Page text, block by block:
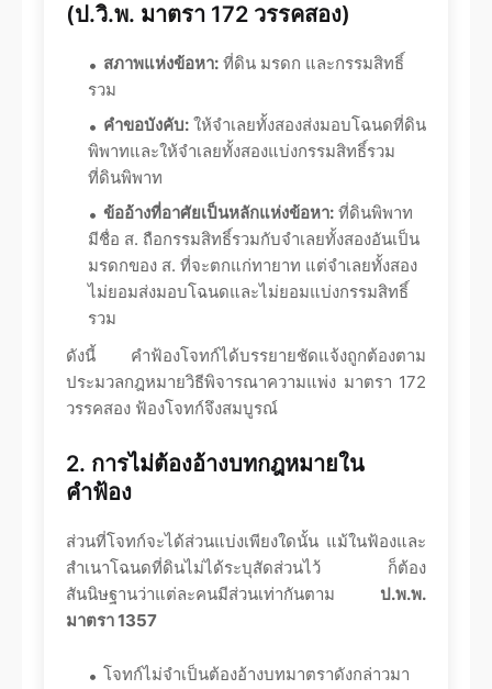
(ป.วิ.พ. มาตรา 172 วรรคสอง)
สภาพแห่งข้อหา: ที่ดิน มรดก และกรรมสิทธิ์
รวม
คำขอบังคับ: ให้จำเลยทั้งสองส่งมอบโฉนดที่ดิน
พิพาทและให้จำเลยทั้งสองแบ่งกรรมสิทธิ์รวม
ที่ดินพิพาท
ข้ออ้างที่อาศัยเป็นหลักแห่งข้อหา: ที่ดินพิพาท
มีชื่อ ส. ถือกรรมสิทธิ์รวมกับจำเลยทั้งสองอันเป็น
มรดกของ ส. ที่จะตกแก่ทายาท แต่จำเลยทั้งสอง
ไม่ยอมส่งมอบโฉนดและไม่ยอมแบ่งกรรมสิทธิ์
รวม
ดังนี้ คำฟ้องโจทก์ได้บรรยายชัดแจ้งถูกต้องตาม
ประมวลกฎหมายวิธีพิจารณาความแพ่ง มาตรา 172
วรรคสอง ฟ้องโจทก์จึงสมบูรณ์
2. การไม่ต้องอ้างบทกฎหมายใน
คำฟ้อง
ส่วนที่โจทก์จะได้ส่วนแบ่งเพียงใดนั้น แม้ในฟ้องและ
สำเนาโฉนดที่ดินไม่ได้ระบุสัดส่วนไว้ ก็ต้อง
สันนิษฐานว่าแต่ละคนมีส่วนเท่ากันตาม ป.พ.พ.
มาตรา 1357
โจทก์ไม่จำเป็นต้องอ้างบทมาตราดังกล่าวมา